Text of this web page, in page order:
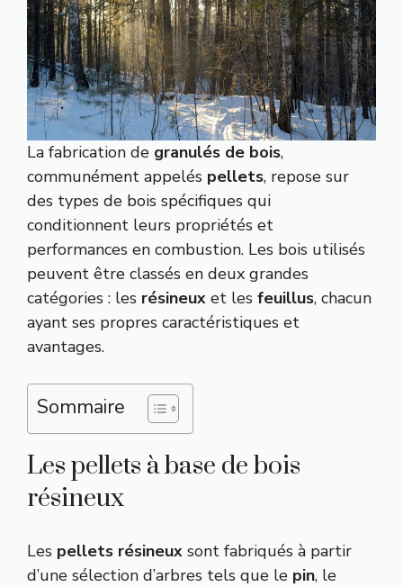
La fabrication de granulés de bois,
communément appelés pellets, repose sur
des types de bois spécifiques qui
conditionnent leurs propriétés et
performances en combustion. Les bois utilisés
peuvent être classés en deux grandes
catégories : les résineux et les feuillus, chacun
ayant ses propres caractéristiques et
avantages.
Sommaire
Les pellets à base de bois
résineux
Les pellets résineux sont fabriqués à partir
d’une sélection d’arbres tels que le pin, le